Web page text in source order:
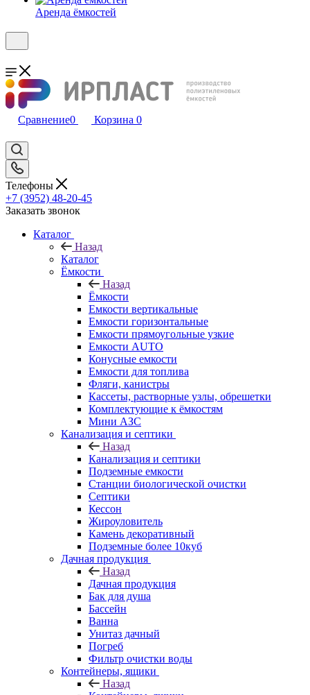
Аренда ёмкостей
Сравнение0 Корзина 0
Телефоны
+7 (3952) 48-20-45
Заказать звонок
Каталог
Назад
Каталог
Ёмкости
Назад
Ёмкости
Емкости вертикальные
Емкости горизонтальные
Емкости прямоугольные узкие
Емкости АUТО
Конусные емкости
Емкости для топлива
Фляги, канистры
Кассеты, растворные узлы, обрешетки
Комплектующие к ёмкостям
Мини АЗС
Канализация и септики
Назад
Канализация и септики
Подземные емкости
Станции биологической очистки
Септики
Кессон
Жироуловитель
Камень декоративный
Подземные более 10куб
Дачная продукция
Назад
Дачная продукция
Бак для душа
Бассейн
Ванна
Унитаз дачный
Погреб
Фильтр очистки воды
Контейнеры, ящики
Назад